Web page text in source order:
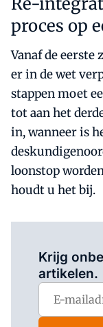
proces op
Vanaf de
er in de wet
stappen moet
tot aan het
in, wanneer is
loonstop
houdt u het bij.
Krijg
artikelen.